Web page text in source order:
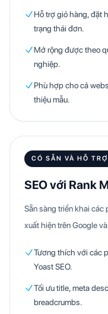
Hỗ trợ giỏ hàng, đặt
trạng thái đơn.
Mở rộng được theo
nghiệp.
Phù hợp cho cả
thiệu mẫu.
CÓ SẴN VÀ HỖ
SEO với Rank
Sẵn sàng triển khai các
xuất hiện trên Google
Tương thích với các
Yoast SEO.
Tối ưu title, meta
breadcrumbs.